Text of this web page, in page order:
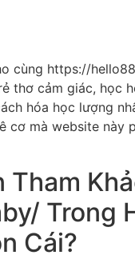
cùng https://
thơ cảm giác, học
hóa học lượng
cơ mà website này
Tham
Trong
Cái?